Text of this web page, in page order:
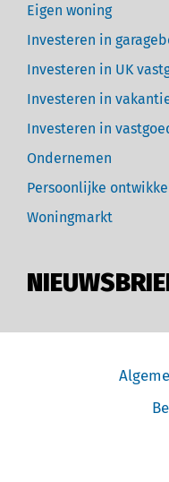
Eigen woning
Investeren in
Investeren in UK
Investeren in
Investeren in
Ondernemen
Persoonlijke
Woningmarkt